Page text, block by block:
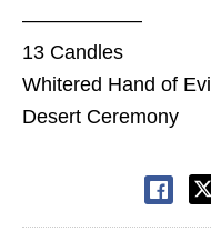
——————
13 Candles
Whitered Hand of Evil
Desert Ceremony